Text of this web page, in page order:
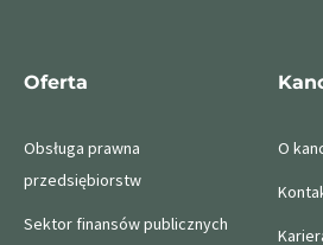
Oferta
Obsługa prawna
przedsiębiorstw
Sektor finansów publicznych
O